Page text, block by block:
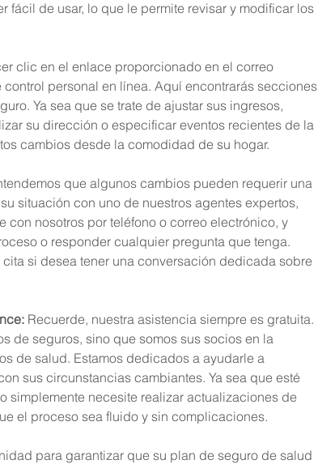
fácil de usar, lo que le permite revisar y modificar los
clic en el enlace proporcionado en el correo
personal en línea. Aquí encontrarás secciones
Ya sea que se trate de ajustar sus ingresos,
su dirección o especificar eventos recientes de la
cambios desde la comodidad de su hogar.
que algunos cambios pueden requerir una
situación con uno de nuestros agentes expertos,
nosotros por teléfono o correo electrónico, y
o responder cualquier pregunta que tenga.
si desea tener una conversación dedicada sobre
Recuerde, nuestra asistencia siempre es gratuita.
de seguros, sino que somos sus socios en la
de salud. Estamos dedicados a ayudarle a
sus circunstancias cambiantes. Ya sea que esté
simplemente necesite realizar actualizaciones de
el proceso sea fluido y sin complicaciones.
para garantizar que su plan de seguro de salud